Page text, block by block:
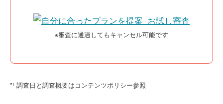
※審査に通過してもキャンセル可能です
*¹ 調査日と調査概要はコンテンツポリシー参照